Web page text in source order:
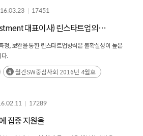
policies promote the acquisition of
training, industry-academia projects, and
Several cases also foster this environment
education directly into graduate-level curricula.
policies emphasize the development of
a key performance outcome, rather than narrowly
simple startup support. Furthermore, a mission-
limited to an educational perspective.
establishing a national vision for 'realizing an
17451
대표이사) 린스타트업의
정, 보완을 통한 린스타트업방식은 불확실성이 높은
.
월간SW중심사회 2016년 4월호
17289
집중 지원을